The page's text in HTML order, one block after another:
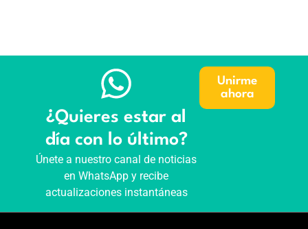
¿Quieres estar al
día con lo último?
Únete a nuestro canal de noticias
en WhatsApp y recibe
actualizaciones instantáneas
Unirme
ahora